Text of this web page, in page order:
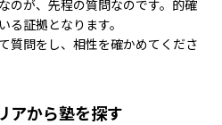
のが、先程の質問なのです。的確
る証拠となります。
質問をし、相性を確かめてくださ
アから塾を探す